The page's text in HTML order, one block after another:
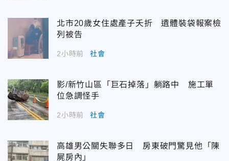
北市20歲女住處產子夭折 遺體裝袋報案檢
列被告
2小時前 社會
影/新竹山區「巨石掉落」躺路中 施工單
位急調怪手
2小時前 社會
高雄男公關失聯多日 房東破門驚見他「陳
屍房內」